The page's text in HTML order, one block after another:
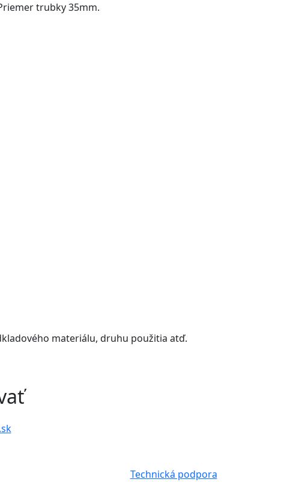
trubky 35mm.
materiálu, druhu použitia atď.
Technická podpora